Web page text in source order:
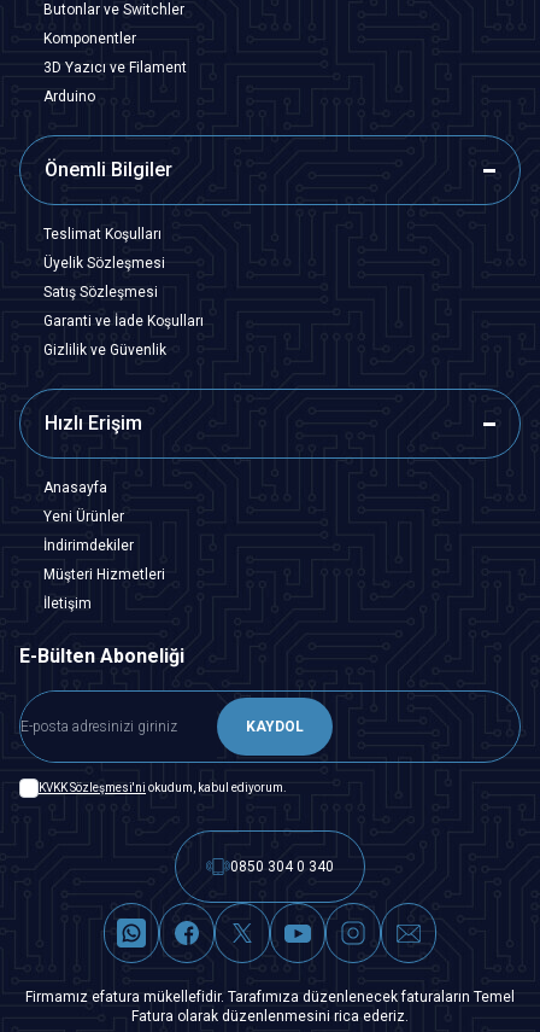
Butonlar ve Switchler
Komponentler
3D Yazıcı ve Filament
Arduino
Önemli Bilgiler
Teslimat Koşulları
Üyelik Sözleşmesi
Satış Sözleşmesi
Garanti ve İade Koşulları
Gizlilik ve Güvenlik
Hızlı Erişim
Anasayfa
Yeni Ürünler
İndirimdekiler
Müşteri Hizmetleri
İletişim
E-Bülten Aboneliği
KAYDOL
KVKK Sözleşmesi'ni okudum, kabul ediyorum.
0850 304 0 340
Firmamız efatura mükellefidir. Tarafımıza düzenlenecek faturaların Temel
Fatura olarak düzenlenmesini rica ederiz.